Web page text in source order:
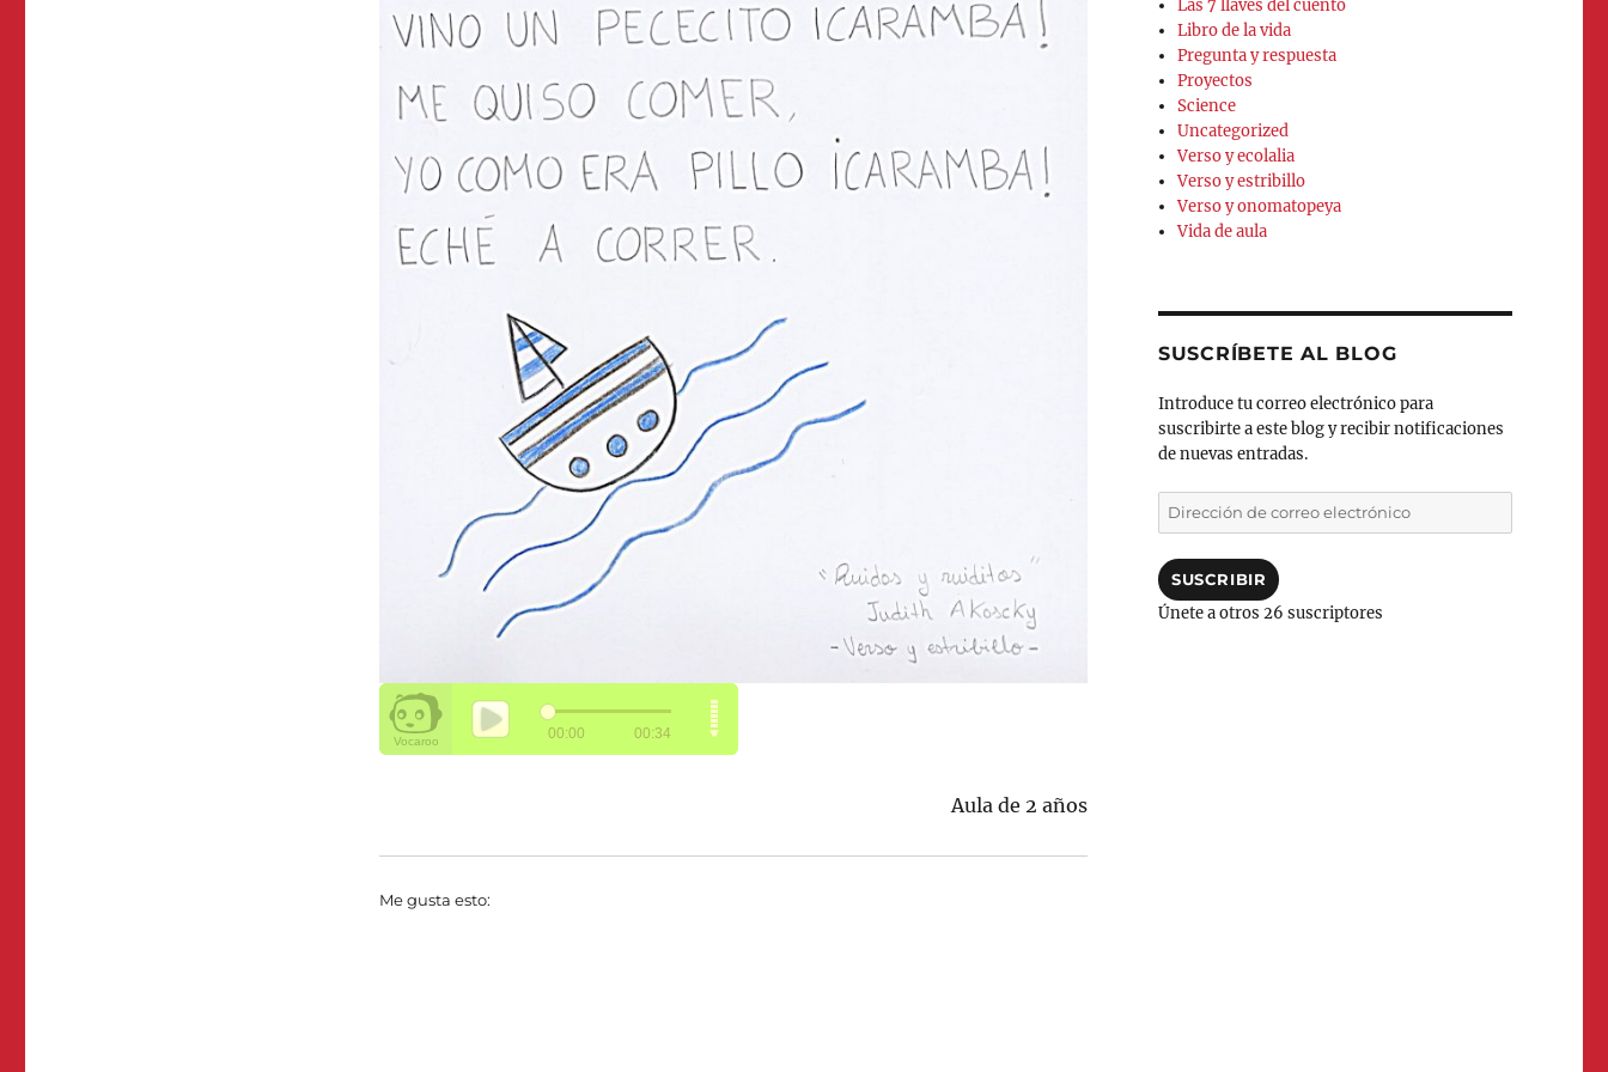
Aula de 2 años
Me gusta esto:
Las 7 llaves del cuento
Libro de la vida
Pregunta y respuesta
Proyectos
Science
Uncategorized
Verso y ecolalia
Verso y estribillo
Verso y onomatopeya
Vida de aula
SUSCRÍBETE AL BLOG
Introduce tu correo electrónico para
suscribirte a este blog y recibir notificaciones
de nuevas entradas.
Dirección
de
electrónico
SUSCRIBIR
Únete a otros 26 suscriptores